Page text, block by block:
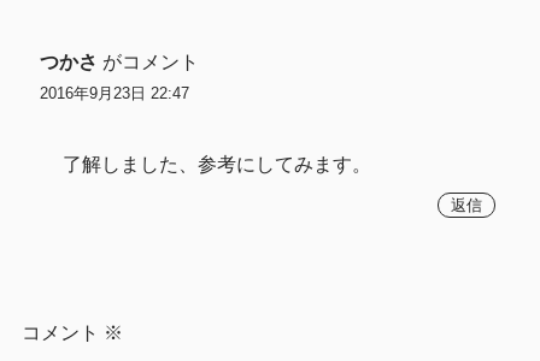
つかさ がコメント
2016年9月23日 22:47
了解しました、参考にしてみます。
返信
コメント ※